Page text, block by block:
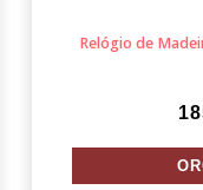
Relógio de